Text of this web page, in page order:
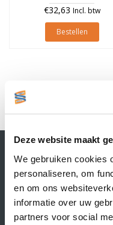
Deze website maakt
We gebruiken cookies
personaliseren, om
en om ons
informatie over uw
partners voor social
€32,63 Incl. btw
Bestellen
Contactgegevens
Supply Service B.V.
Nijverheidsstraat 25-K
3861 RJ Nijkerk
info@supplyservice.nl
+31 33 468 13 42